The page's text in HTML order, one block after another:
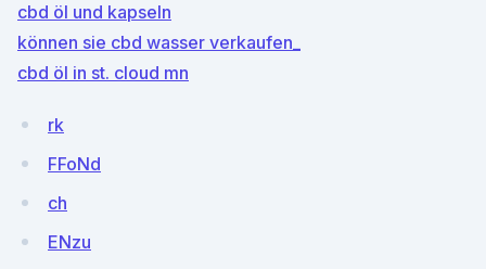
cbd öl und kapseln
können sie cbd wasser verkaufen_
cbd öl in st. cloud mn
rk
FFoNd
ch
ENzu